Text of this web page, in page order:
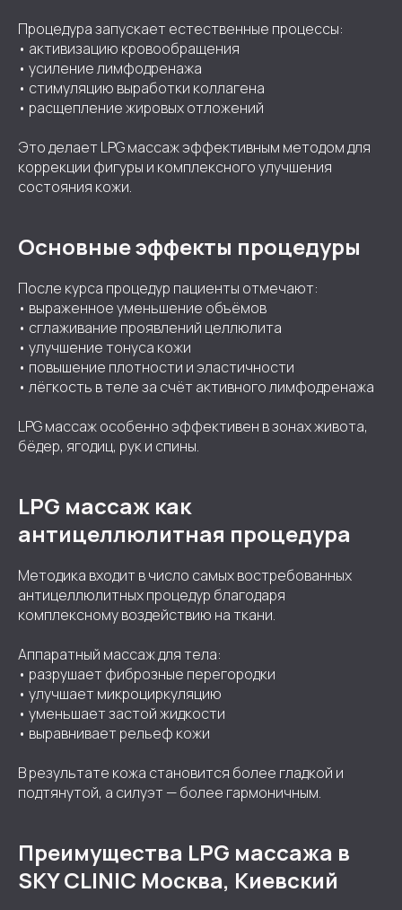
Процедура запускает естественные процессы:
• активизацию кровообращения
• усиление лимфодренажа
• стимуляцию выработки коллагена
• расщепление жировых отложений
Это делает LPG массаж эффективным методом для
коррекции фигуры и комплексного улучшения
состояния кожи.
Основные эффекты процедуры
После курса процедур пациенты отмечают:
• выраженное уменьшение объёмов
• сглаживание проявлений целлюлита
• улучшение тонуса кожи
• повышение плотности и эластичности
• лёгкость в теле за счёт активного лимфодренажа
LPG массаж особенно эффективен в зонах живота,
бёдер, ягодиц, рук и спины.
LPG массаж как
антицеллюлитная процедура
Методика входит в число самых востребованных
антицеллюлитных процедур благодаря
комплексному воздействию на ткани.
Аппаратный массаж для тела:
• разрушает фиброзные перегородки
• улучшает микроциркуляцию
• уменьшает застой жидкости
• выравнивает рельеф кожи
В результате кожа становится более гладкой и
подтянутой, а силуэт — более гармоничным.
Преимущества LPG массажа в
SKY CLINIC Москва, Киевский